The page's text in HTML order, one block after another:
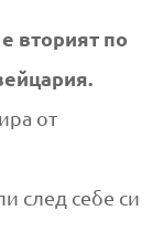
вторият по
от
след себе си